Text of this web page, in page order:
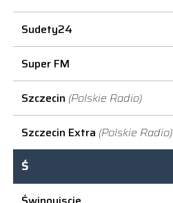
Sudety24
Super FM
Szczecin (Polskie Radio)
Szczecin Extra (Polskie Radio)
Ś